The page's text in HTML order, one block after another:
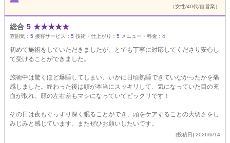
（女性/40代/自営業）
総合 5 ★★★★★
雰囲気： 5 接客サービス： 5 技術・仕上がり： 5 メニュー・料金： 4
初めて施術をしていただきましたが、とても丁寧に対応してくださり安心し
て受けることができました。
施術中は驚くほど爆睡してしまい、いかに日頃熟睡できていなかったかを痛
感しました。終わった後は頭が本当にスッキリして、気になっていた目の充
血が取れ、顔の左右差もマシになっていてビックリです！
その日は夜もぐっすり深く眠ることができ、頭をケアすることの大切さをし
みじみと感じています。またぜひお願いしたいです。
[投稿日] 2026/6/14